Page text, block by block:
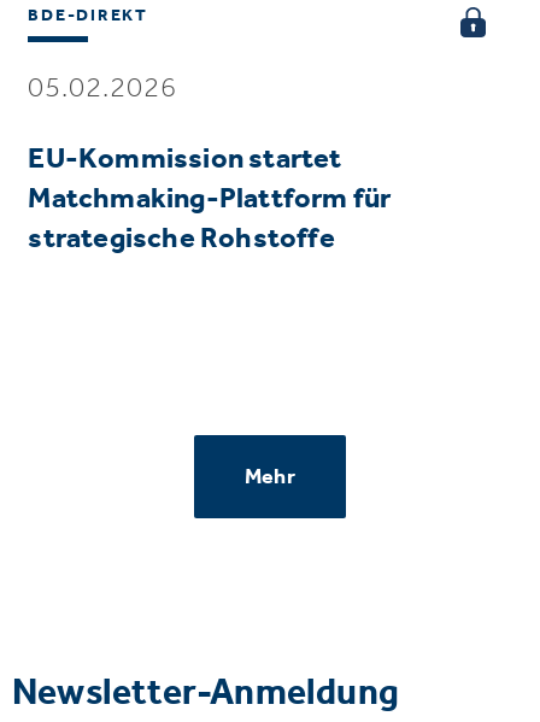
BDE-DIREKT
05.02.2026
EU-Kommission startet
Matchmaking-Plattform für
strategische Rohstoffe
Mehr
Newsletter-Anmeldung